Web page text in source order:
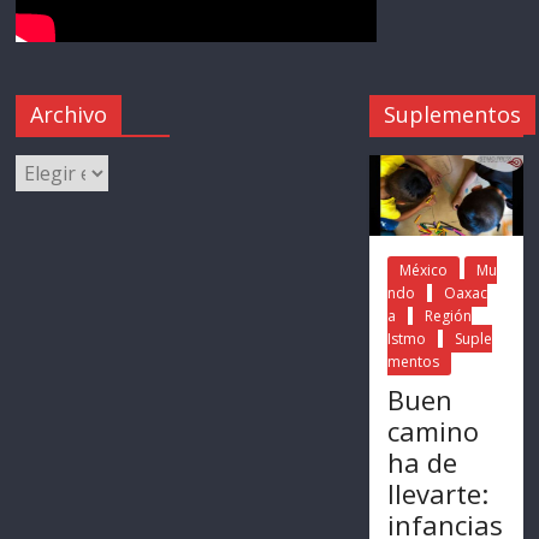
Archivo Suplementos
México
Mu
ndo
Oaxac
a
Región
Istmo
Suple
mentos
Buen
camino
ha de
llevarte:
infancias